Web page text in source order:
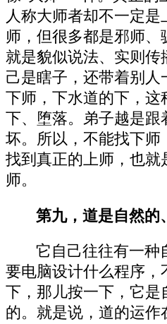
人称大师者却不一定是
师，但很多都是邪师、
就是貌似说法、实则传
己是瞎子，还带着别人
下师，下水道的下，这
下、堕落。弟子越是跟
坏。所以，不能找下师
找到真正的上师，也就
师。
第九，道是自然的
它自己往往有一种
要电脑设计什么程序，
下，那儿按一下，它
的。就是说，道的运作